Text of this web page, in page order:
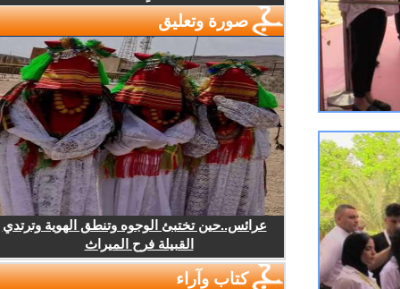
صورة وتعليق
عرائس..حين تختبئ الوجوه وتنطق الهوية وترتدي
القبيلة فرح الميراث
كتاب وآراء